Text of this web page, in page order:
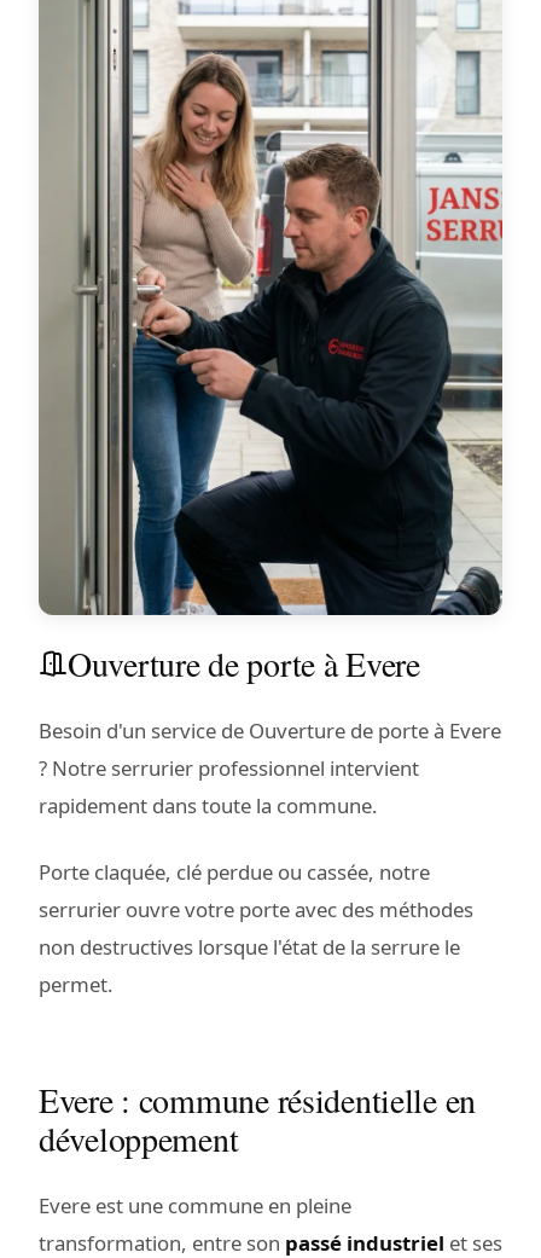
Ouverture de porte à Evere
Besoin d'un service de Ouverture de porte à Evere
? Notre serrurier professionnel intervient
rapidement dans toute la commune.
Porte claquée, clé perdue ou cassée, notre
serrurier ouvre votre porte avec des méthodes
non destructives lorsque l'état de la serrure le
permet.
Evere : commune résidentielle en
développement
Evere est une commune en pleine
transformation, entre son passé industriel et ses